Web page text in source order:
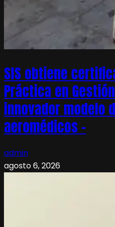
SIS obtiene
Práctica en
innovador modelo
aeromédicos –
admin
agosto 6, 2026